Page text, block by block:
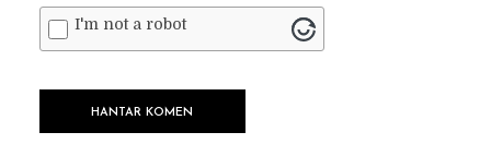
I'm not a robot